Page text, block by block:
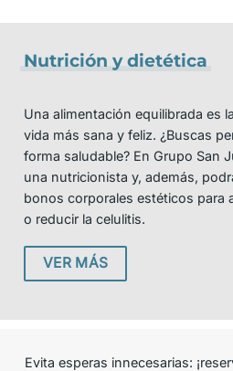
Nutrición y dietética
Una alimentación equilibrada es
vida más sana y feliz. ¿Buscas
forma saludable? En Grupo San
una nutricionista y, además,
bonos corporales estéticos para
o reducir la celulitis.
VER MÁS
Evita esperas innecesarias: